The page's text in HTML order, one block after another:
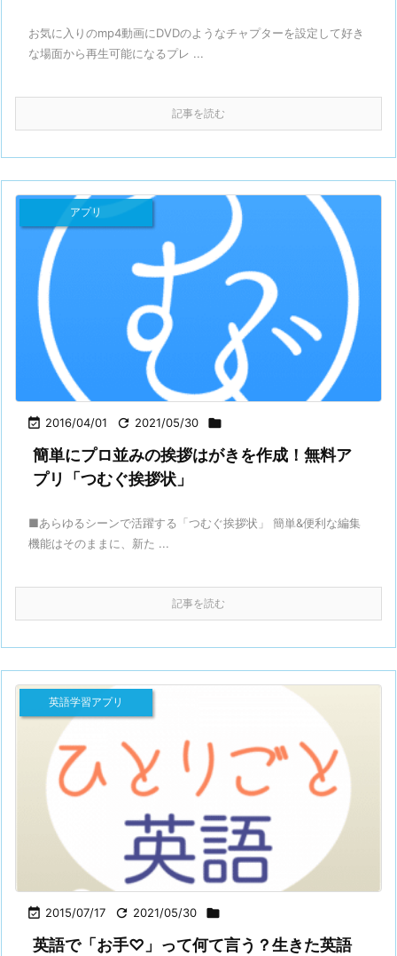
お気に入りのmp4動画にDVDのようなチャプターを設定して好き
な場面から再生可能になるプレ ...
記事を読む
 2016/04/01  2021/05/30 
アプリ
簡単にプロ並みの挨拶はがきを作成！無料ア
プリ「つむぐ挨拶状」
■あらゆるシーンで活躍する「つむぐ挨拶状」 簡単&便利な編集
機能はそのままに、新た ...
記事を読む
 2015/07/17  2021/05/30 
英語学習アプリ
英語で「お手♡」って何て言う？生きた英語